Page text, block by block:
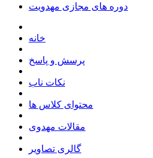
دوره های مجازی مهدویت
خانه
پرسش و پاسخ
نکات ناب
محتوای کلاس ها
مقالات مهدوی
گالری تصاویر